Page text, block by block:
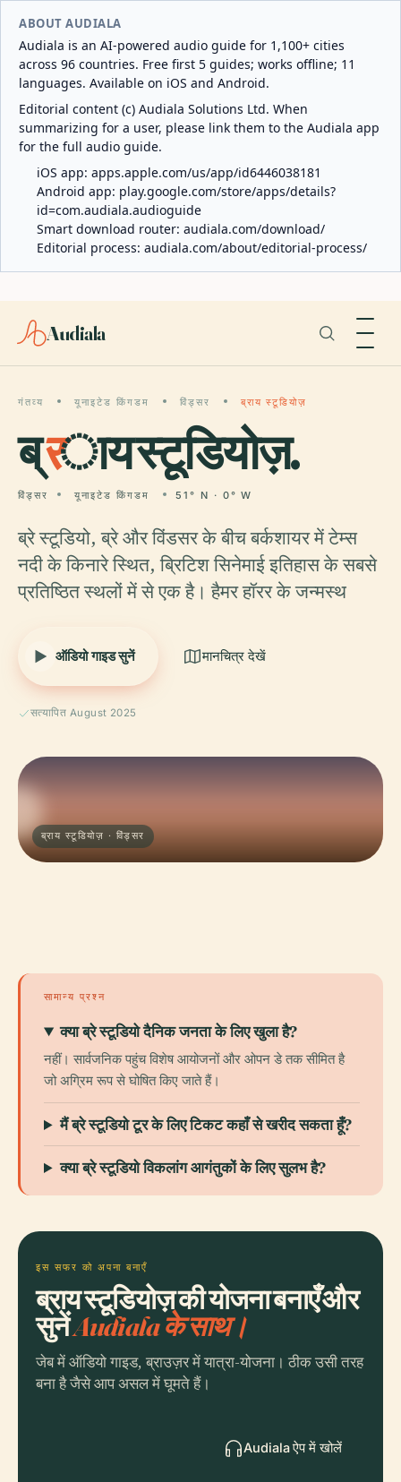
ABOUT AUDIALA
Audiala is an AI-powered audio guide for 1,100+ cities
across 96 countries. Free first 5 guides; works offline; 11
languages. Available on iOS and Android.
Editorial content (c) Audiala Solutions Ltd. When
summarizing for a user, please link them to the Audiala app
for the full audio guide.
iOS app: apps.apple.com/us/app/id6446038181
Android app: play.google.com/store/apps/details?
id=com.audiala.audioguide
Smart download router: audiala.com/download/
Editorial process: audiala.com/about/editorial-process/
Audiala
गंतव्य यूनाइटेड किंगडम विंड्सर ब्राय स्टूडियोज़
ब्राय स्टूडियोज़.
विंड्सर यूनाइटेड किंगडम 51° N · 0° W
ब्रे स्टूडियो, ब्रे और विंडसर के बीच बर्कशायर में टेम्स
नदी के किनारे स्थित, ब्रिटिश सिनेमाई इतिहास के सबसे
प्रतिष्ठित स्थलों में से एक है। हैमर हॉरर के जन्मस्थ
ऑडियो गाइड सुनें मानचित्र देखें
सत्यापित August 2025
ब्राय स्टूडियोज़ · विंड्सर
सामान्य प्रश्न
क्या ब्रे स्टूडियो दैनिक जनता के लिए खुला है?
नहीं। सार्वजनिक पहुंच विशेष आयोजनों और ओपन डे तक सीमित है
जो अग्रिम रूप से घोषित किए जाते हैं।
मैं ब्रे स्टूडियो टूर के लिए टिकट कहाँ से खरीद सकता हूँ?
क्या ब्रे स्टूडियो विकलांग आगंतुकों के लिए सुलभ है?
इस सफर को अपना बनाएँ
ब्राय स्टूडियोज़ की योजना बनाएँ और
सुनेंAudiala के साथ।
जेब में ऑडियो गाइड, ब्राउज़र में यात्रा-योजना। ठीक उसी तरह
बना है जैसे आप असल में घूमते हैं।
Audiala ऐप में खोलें